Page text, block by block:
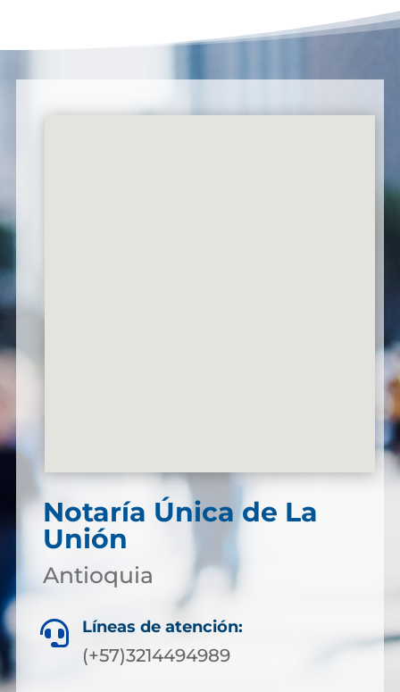
Notaría Única de La
Unión
Antioquia
 Líneas de atención:
(+57)3214494989